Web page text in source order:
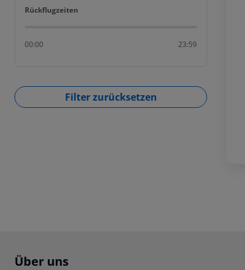
Rückflugzeiten
Rückflugzeiten
00:00 23:59
Filter zurücksetzen
Footer navigation
Über uns